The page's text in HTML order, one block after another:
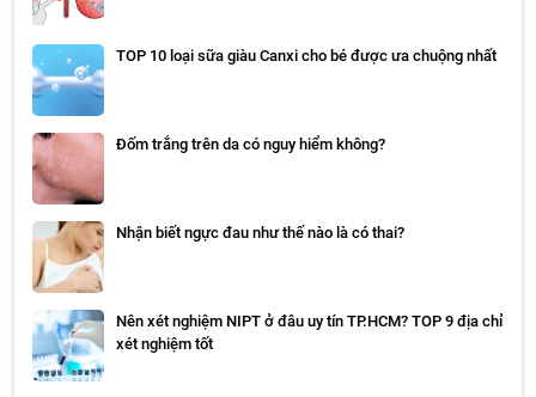
TOP 10 loại sữa giàu Canxi cho bé được ưa chuộng nhất
Đốm trắng trên da có nguy hiểm không?
Nhận biết ngực đau như thế nào là có thai?
Nên xét nghiệm NIPT ở đâu uy tín TP.HCM? TOP 9 địa chỉ
xét nghiệm tốt